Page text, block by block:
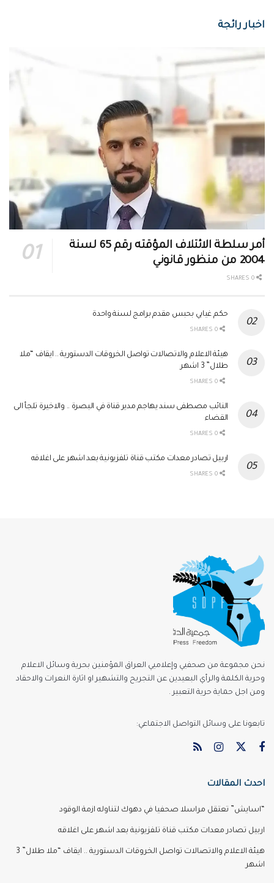
اخبار رائجة
أمر سلطة الائتلاف المؤقته رقم 65 لسنة
2004 من منظور قانوني
حكم غيابي بحبس مقدم برامج لسنة واحدة
هيئة الاعلام والاتصالات تواصل الخروقات الدستورية .. ايقاف “ملا
طلال” 3 اشهر
النائب مصطفى سند يهاجم مدير قناة في البصرة .. والاخيرة تلجأ الى
القضاء
اربيل تصادر معدات مكتب قناة تلفزيونية بعد اشهر على اغلاقه
نحن مجموعة من صحفيي وإعلاميي العراق المؤمنين بحرية وسائل الاعلام
وحرية الكلمة والرأي البعيدين عن التجريح والتشهير او اثارة النعرات والاحقاد
ومن اجل حماية حرية التعبير .
تابعونا على وسائل التواصل الاجتماعي:
احدث المقالات
“اسايش” تعتقل مراسلا صحفيا في دهوك لتناوله ازمة الوقود
اربيل تصادر معدات مكتب قناة تلفزيونية بعد اشهر على اغلاقه
هيئة الاعلام والاتصالات تواصل الخروقات الدستورية .. ايقاف “ملا طلال” 3
اشهر